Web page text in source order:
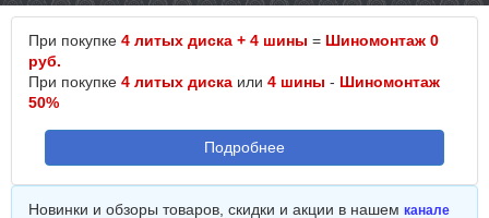
При покупке 4 литых диска + 4 шины = Шиномонтаж 0
руб.
При покупке 4 литых диска или 4 шины - Шиномонтаж
50%
Подробнее
Новинки и обзоры товаров, скидки и акции в нашем канале